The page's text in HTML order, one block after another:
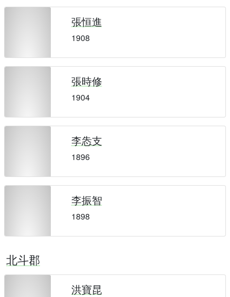
張恒進
1908
張時修
1904
李怣支
1896
李振智
1898
北斗郡
洪寶昆